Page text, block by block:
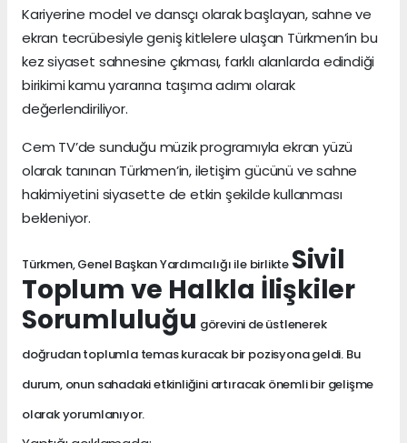
Kariyerine model ve dansçı olarak başlayan, sahne ve
ekran tecrübesiyle geniş kitlelere ulaşan Türkmen’in bu
kez siyaset sahnesine çıkması, farklı alanlarda edindiği
birikimi kamu yararına taşıma adımı olarak
değerlendiriliyor.
Cem TV’de sunduğu müzik programıyla ekran yüzü
olarak tanınan Türkmen’in, iletişim gücünü ve sahne
hakimiyetini siyasette de etkin şekilde kullanması
bekleniyor.
Türkmen, Genel Başkan Yardımcılığı ile birlikte Sivil
Toplum ve Halkla İlişkiler
Sorumluluğu görevini de üstlenerek
doğrudan toplumla temas kuracak bir pozisyona geldi. Bu
durum, onun sahadaki etkinliğini artıracak önemli bir gelişme
olarak yorumlanıyor.